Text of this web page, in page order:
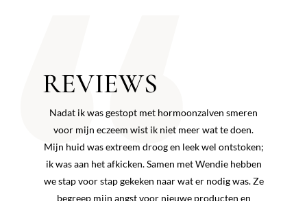
REVIEWS
Nadat ik was gestopt met hormoonzalven smeren
voor mijn eczeem wist ik niet meer wat te doen.
Mijn huid was extreem droog en leek wel ontstoken;
ik was aan het afkicken. Samen met Wendie hebben
we stap voor stap gekeken naar wat er nodig was. Ze
begreep mijn angst voor nieuwe producten en